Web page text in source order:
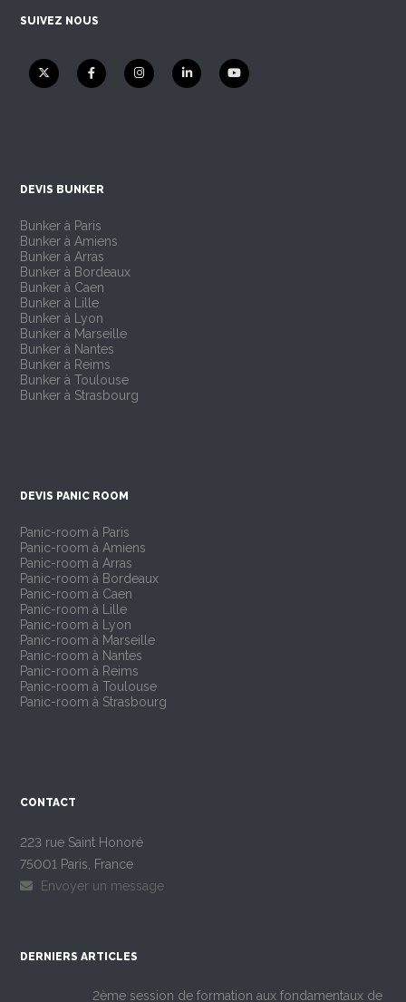
SUIVEZ NOUS
DEVIS BUNKER
Bunker à Paris
Bunker à Amiens
Bunker à Arras
Bunker à Bordeaux
Bunker à Caen
Bunker à Lille
Bunker à Lyon
Bunker à Marseille
Bunker à Nantes
Bunker à Reims
Bunker à Toulouse
Bunker à Strasbourg
DEVIS PANIC ROOM
Panic-room à Paris
Panic-room à Amiens
Panic-room à Arras
Panic-room à Bordeaux
Panic-room à Caen
Panic-room à Lille
Panic-room à Lyon
Panic-room à Marseille
Panic-room à Nantes
Panic-room à Reims
Panic-room à Toulouse
Panic-room à Strasbourg
CONTACT
223 rue Saint Honoré
75001 Paris, France
Envoyer un message
DERNIERS ARTICLES
2ème session de formation aux fondamentaux de